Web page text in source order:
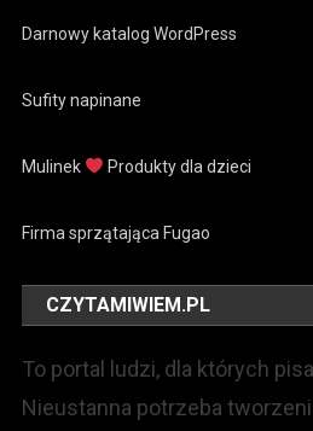
Darnowy katalog WordPress
Sufity napinane
Mulinek Produkty dla dzieci
Firma sprzątająca Fugao
CZYTAMIWIEM.PL
To portal ludzi, dla których
Nieustanna potrzeba